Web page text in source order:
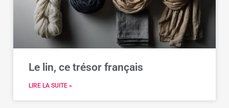
Le lin, ce trésor français
LIRE LA SUITE »